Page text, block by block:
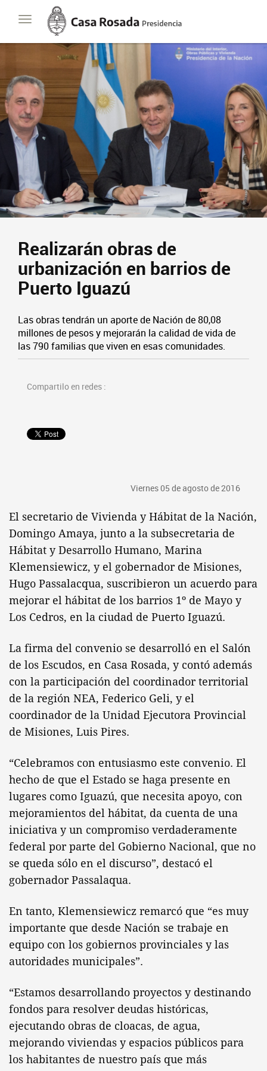
Toggle
navigation
Casa
Rosada
Presidencia
de
Nación
Realizarán obras de
urbanización en barrios de
Puerto Iguazú
Las obras tendrán un aporte de Nación de 80,08
millones de pesos y mejorarán la calidad de vida de
las 790 familias que viven en esas comunidades.
Compartilo en redes :
Viernes 05 de agosto de 2016
El secretario de Vivienda y Hábitat de la Nación,
Domingo Amaya, junto a la subsecretaria de
Hábitat y Desarrollo Humano, Marina
Klemensiewicz, y el gobernador de Misiones,
Hugo Passalacqua, suscribieron un acuerdo para
mejorar el hábitat de los barrios 1º de Mayo y
Los Cedros, en la ciudad de Puerto Iguazú.
La firma del convenio se desarrolló en el Salón
de los Escudos, en Casa Rosada, y contó además
con la participación del coordinador territorial
de la región NEA, Federico Geli, y el
coordinador de la Unidad Ejecutora Provincial
de Misiones, Luis Pires.
“Celebramos con entusiasmo este convenio. El
hecho de que el Estado se haga presente en
lugares como Iguazú, que necesita apoyo, con
mejoramientos del hábitat, da cuenta de una
iniciativa y un compromiso verdaderamente
federal por parte del Gobierno Nacional, que no
se queda sólo en el discurso”, destacó el
gobernador Passalaqua.
En tanto, Klemensiewicz remarcó que “es muy
importante que desde Nación se trabaje en
equipo con los gobiernos provinciales y las
autoridades municipales”.
“Estamos desarrollando proyectos y destinando
fondos para resolver deudas históricas,
ejecutando obras de cloacas, de agua,
mejorando viviendas y espacios públicos para
los habitantes de nuestro país que más